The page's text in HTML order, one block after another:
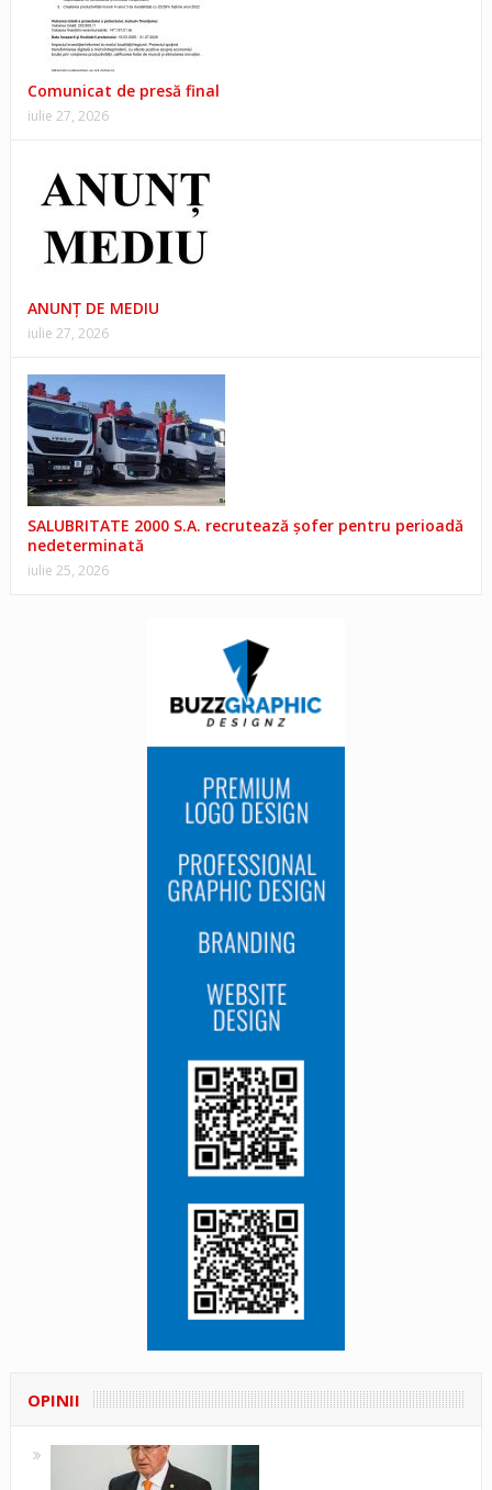
Comunicat de presă final
iulie 27, 2026
ANUNŢ DE MEDIU
iulie 27, 2026
SALUBRITATE 2000 S.A. recrutează șofer pentru perioadă
nedeterminată
iulie 25, 2026
OPINII